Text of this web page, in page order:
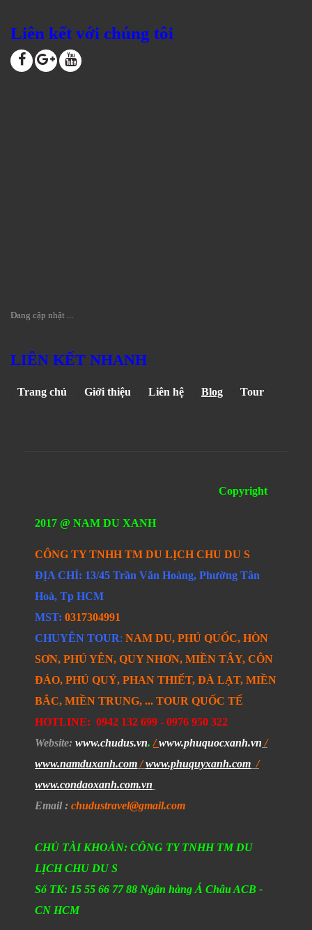
Liên kết với chúng tôi
Đang cập nhật ...
LIÊN KẾT NHANH
Trang chủ Giới thiệu Liên hệ Blog Tour
Copyright
2017 @ NAM DU XANH
CÔNG TY TNHH TM DU LỊCH CHU DU S
ĐỊA CHỈ: 13/45 Trần Văn Hoàng, Phường Tân
Hoà, Tp HCM
MST: 0317304991
CHUYÊN TOUR: NAM DU, PHÚ QUỐC, HÒN
SƠN, PHÚ YÊN, QUY NHƠN, MIỀN TÂY, CÔN
ĐẢO, PHÚ QUÝ, PHAN THIẾT, ĐÀ LẠT, MIỀN
BẮC, MIỀN TRUNG, ... TOUR QUỐC TẾ
HOTLINE: 0942 132 699 - 0976 950 322
Website: www.chudus.vn./www.phuquocxanh.vn /
www.namduxanh.com/www.phuquyxanh.com /
www.condaoxanh.com.vn
Email: chudustravel@gmail.com
CHỦ TÀI KHOẢN: CÔNG TY TNHH TM DU
LỊCH CHU DU S
Số TK: 15 55 66 77 88 Ngân hàng Á Châu ACB -
CN HCM